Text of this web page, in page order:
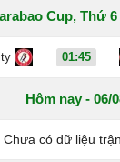
Cup, Thứ 6
01:45
Hôm nay - 06/
Chưa có dữ liệu